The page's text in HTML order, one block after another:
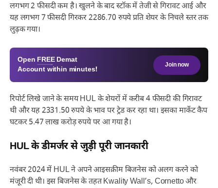
लगभग 2 फीसदी कम है। खुलने के बाद स्टॉक में तेजी से गिरावट आई और
यह लगभग 7 फीसदी गिरकर 2286.70 रुपये प्रति शेयर के निचले स्तर तक
लुढ़क गया।
Open FREE Demat
Account within minutes!
Join now
रिपोर्ट लिखे जाने के समय HUL के शेयरों में करीब 4 फीसदी की गिरावट
थी और यह 2331.50 रुपये के भाव पर ट्रेड कर रहा था। इसका मार्केट कैप
घटकर 5.47 लाख करोड़ रुपये पर आ गया है।
HUL के डीमर्जर से जुड़ी पूरी जानकारी
नवंबर 2024 में HUL ने अपने आइसक्रीम बिजनेस को अलग करने को
मंजूरी दी थी। इस बिजनेस के तहत Kwality Wall’s, Cornetto और